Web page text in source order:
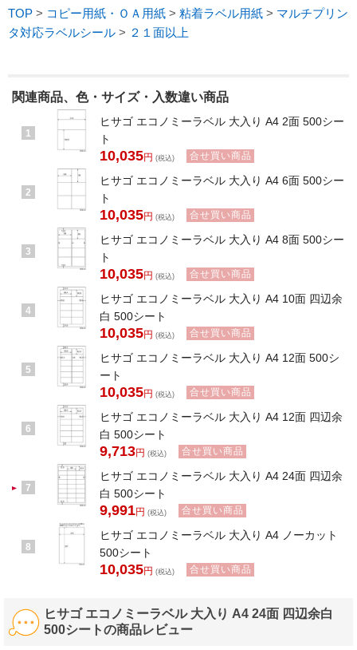
TOP > コピー用紙・ＯＡ用紙 > 粘着ラベル用紙 > マルチプリン
タ対応ラベルシール > ２１面以上
関連商品、色・サイズ・入数違い商品
1
ヒサゴ エコノミーラベル 大入り A4 2面 500シー
ト
10,035円 (税込) 合せ買い商品
2
ヒサゴ エコノミーラベル 大入り A4 6面 500シー
ト
10,035円 (税込) 合せ買い商品
3
ヒサゴ エコノミーラベル 大入り A4 8面 500シー
ト
10,035円 (税込) 合せ買い商品
4
ヒサゴ エコノミーラベル 大入り A4 10面 四辺余
白 500シート
10,035円 (税込) 合せ買い商品
5
ヒサゴ エコノミーラベル 大入り A4 12面 500シ
ート
10,035円 (税込) 合せ買い商品
6
ヒサゴ エコノミーラベル 大入り A4 12面 四辺余
白 500シート
9,713円 (税込) 合せ買い商品
7
ヒサゴ エコノミーラベル 大入り A4 24面 四辺余
白 500シート
9,991円 (税込) 合せ買い商品
8
ヒサゴ エコノミーラベル 大入り A4 ノーカット
500シート
10,035円 (税込) 合せ買い商品
ヒサゴ エコノミーラベル 大入り A4 24面 四辺余白
500シートの商品レビュー